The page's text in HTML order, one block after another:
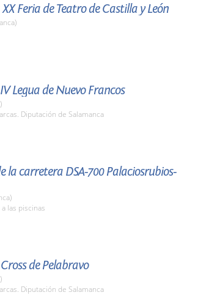
Feria de Teatro de Castilla y León
Legua de Nuevo Francos
Diputación de Salamanca
la carretera DSA-700 Palaciosrubios-
las piscinas
de Pelabravo
Diputación de Salamanca